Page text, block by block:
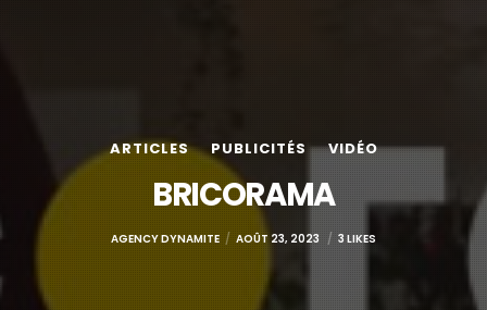
ARTICLES PUBLICITÉS VIDÉO
BRICORAMA
AGENCY DYNAMITE AOÛT 23, 2023 3 LIKES